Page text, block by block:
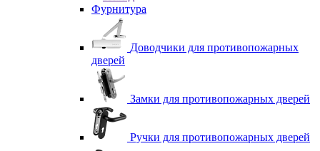
Фурнитура
Доводчики для противопожарных
дверей
Замки для противопожарных дверей
Ручки для противопожарных дверей